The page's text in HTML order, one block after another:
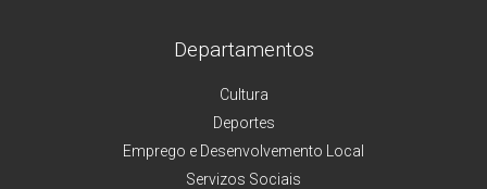
Departamentos
Cultura
Deportes
Emprego e Desenvolvemento Local
Servizos Sociais